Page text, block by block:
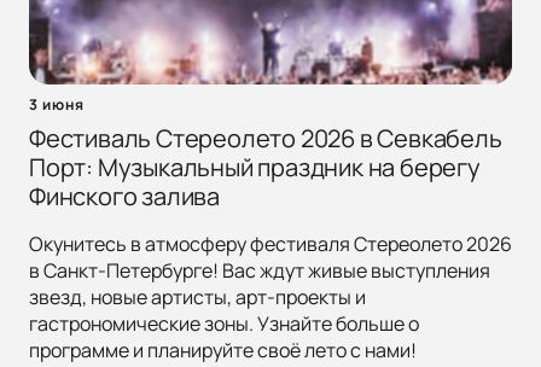
3 июня
Фестиваль Стереолето 2026 в Севкабель
Порт: Музыкальный праздник на берегу
Финского залива
Окунитесь в атмосферу фестиваля Стереолето 2026
в Санкт-Петербурге! Вас ждут живые выступления
звезд, новые артисты, арт-проекты и
гастрономические зоны. Узнайте больше о
программе и планируйте своё лето с нами!